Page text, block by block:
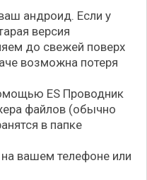
андроид. Если у
версия
до свежей поверх
возможна потеря
ES Проводник
файлов (обычно
в папке
вашем телефоне или